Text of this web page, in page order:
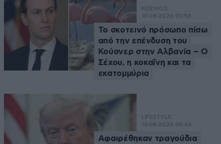
ΚΟΣΜΟΣ
10·08·2026 00:58
Το σκοτεινό πρόσωπο πίσω
από την επένδυση του
Κούσνερ στην Αλβανία – Ο
Σέχου, η κοκαΐνη και τα
εκατομμύρια
LIFESTYLE
10·08·2026 00:46
Αφαιρέθηκαν τραγούδια